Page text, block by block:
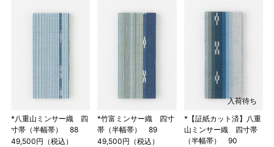
*八重山ミンサー織 四
寸帯（半幅帯） 88
49,500円（税込）
*竹富ミンサー織 四寸
帯（半幅帯） 89
49,500円（税込）
入荷待ち
*【証紙カット済】八重
山ミンサー織 四寸帯
（半幅帯） 90